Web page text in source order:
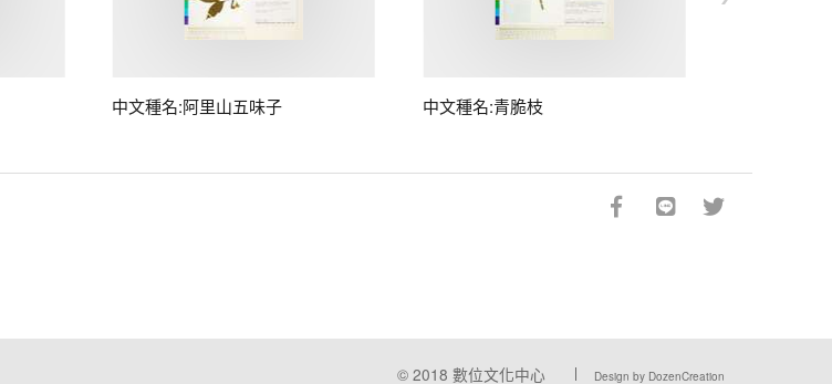
中文種名:阿里山五味子 中文種名:青脆枝
© 2018 數位文化中心 Design by DozenCreation